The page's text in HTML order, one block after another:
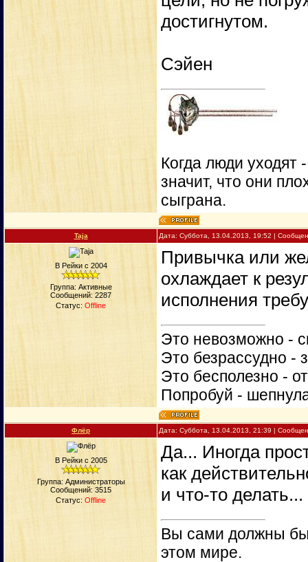
достигнутом.
Сэйен
Когда люди уходят
значит, что они
сыграна.
Taja Дата: Суббота, 13.04.2013, 19:52 |
В Рейки с 2004
Группа: Активные
Сообщений: 2287
Статус: Offline
Привычка или
охлаждает к
исполнения
Это невозможно -
Это безрассудно -
Это бесполезно -
Попробуй -
Флёр Дата: Суббота, 13.04.2013, 21:39 |
В Рейки с 2005
Группа: Администраторы
Сообщений: 3515
Статус: Offline
Да... Иногда
как
и что-то делать...
Вы сами должны
этом мире.